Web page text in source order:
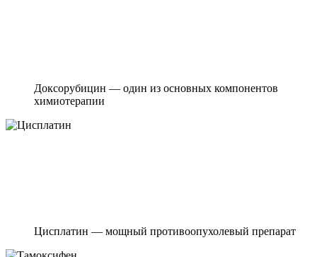
Доксорубицин — один из основных компонентов
химиотерапии
Цисплатин — мощный противоопухолевый препарат